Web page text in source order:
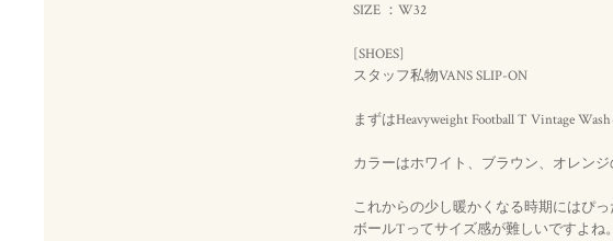
SIZE ：W32
[SHOES]
スタッフ私物VANS SLIP-ON
まずはHeavyweight Football T Vintage
カラーはホワイト、ブラウン、オレン
これからの少し暖かくなる時期にはぴ
ボールTってサイズ感が難しいですよね。